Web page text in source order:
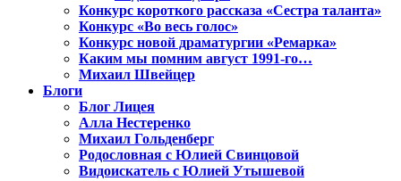
Конкурс короткого рассказа «Сестра таланта»
Конкурс «Во весь голос»
Конкурс новой драматургии «Ремарка»
Каким мы помним август 1991-го…
Михаил Швейцер
Блоги
Блог Лицея
Алла Нестеренко
Михаил Гольденберг
Родословная с Юлией Свинцовой
Видоискатель с Юлией Утышевой